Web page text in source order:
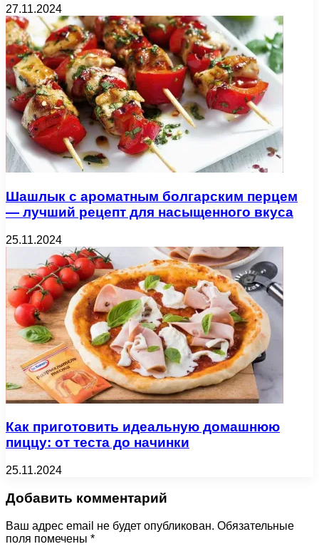
27.11.2024
Шашлык с ароматным болгарским перцем
— лучший рецепт для насыщенного вкуса
25.11.2024
Как приготовить идеальную домашнюю
пиццу: от теста до начинки
25.11.2024
Добавить комментарий
Ваш адрес email не будет опубликован. Обязательные
поля помечены *